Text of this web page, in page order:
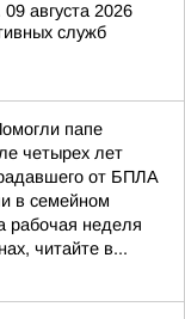
августа 2026
служб
папе
четырех лет
от БПЛА
в семейном
рабочая неделя
читайте в...